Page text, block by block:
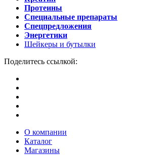
Протеины
Специальные препараты
Спецпредложения
Энергетики
Шейкеры и бутылки
Поделитесь ссылкой:
О компании
Каталог
Магазины